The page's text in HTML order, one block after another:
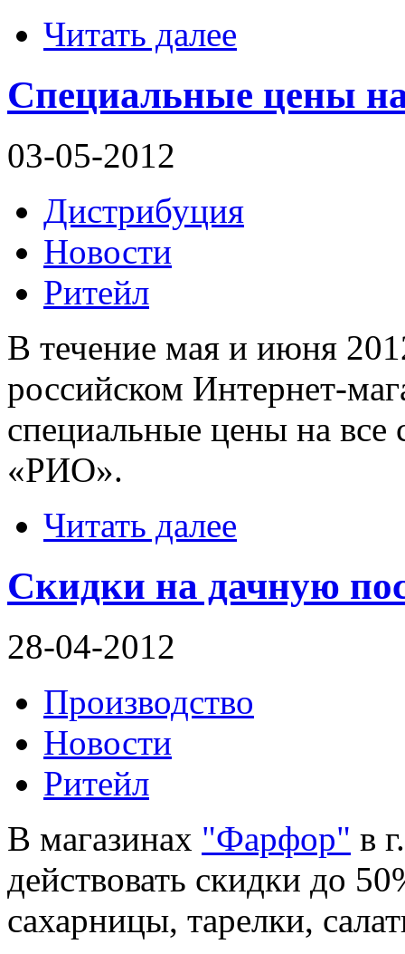
Читать далее
Специальные цены
03-05-2012
Дистрибуция
Новости
Ритейл
В течение мая и июня
российском Интернет-
специальные цены на все
«РИО».
Читать далее
Скидки на дачную
28-04-2012
Производство
Новости
Ритейл
В магазинах "Фарфор" в
действовать скидки до
сахарницы, тарелки,